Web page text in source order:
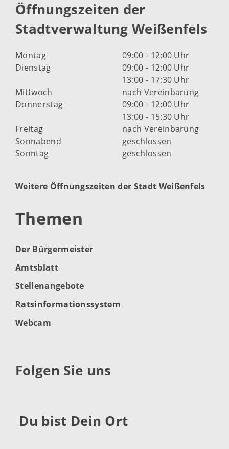
Öffnungszeiten der
Stadtverwaltung Weißenfels
Montag
09:00 - 12:00 Uhr
Dienstag
09:00 - 12:00 Uhr
13:00 - 17:30 Uhr
Mittwoch
nach Vereinbarung
Donnerstag
09:00 - 12:00 Uhr
13:00 - 15:30 Uhr
Freitag
nach Vereinbarung
Sonnabend
geschlossen
Sonntag
geschlossen
Weitere Öffnungszeiten der Stadt Weißenfels
Themen
Der Bürgermeister
Amtsblatt
Stellenangebote
Ratsinformationssystem
Webcam
Folgen Sie uns
Du bist Dein Ort